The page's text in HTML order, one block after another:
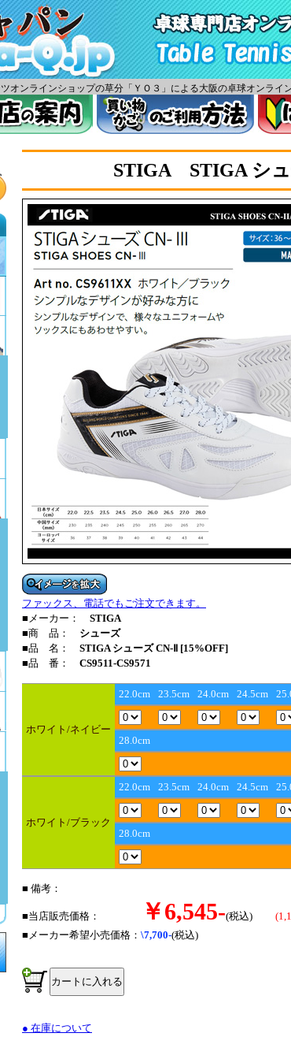
オンラインショップの草分「ＹＯ３」による大阪の卓球オンライ
STIGA STIGA シュ
ファックス、電話でもご注文できます。
■メーカー： STIGA
■商 品： シューズ
■品 名： STIGA シューズ CN-Ⅱ [15%OFF]
■品 番： CS9511-CS9571
ホワイト/ネイビー
22.0cm 23.5cm 24.0cm 24.5cm
28.0cm
ホワイト/ブラック
22.0cm 23.5cm 24.0cm 24.5cm
28.0cm
■ 備考：
■当店販売価格： ￥6,545-(税込)
■メーカー希望小売価格： \7,700-(税込)
● 在庫について